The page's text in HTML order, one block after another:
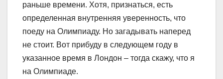
раньше времени. Хотя, признаться, есть
определенная внутренняя уверенность, что
поеду на Олимпиаду. Но загадывать наперед
не стоит. Вот прибуду в следующем году в
указанное время в Лондон – тогда скажу, что я
на Олимпиаде.